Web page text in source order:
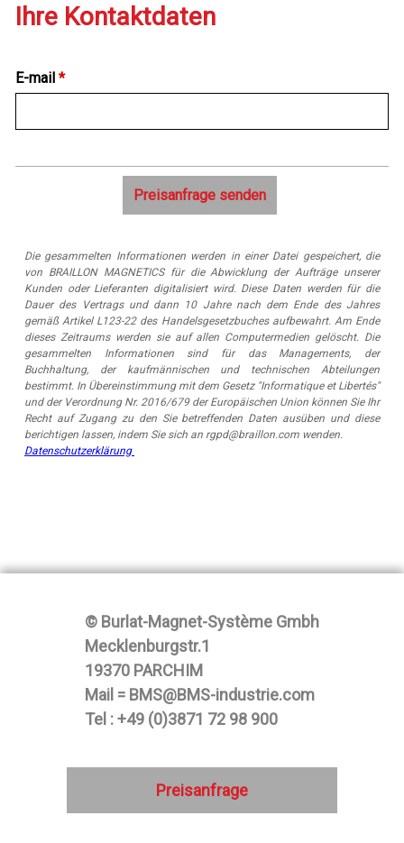
Ihre Kontaktdaten
E-mail *
Die gesammelten Informationen werden in einer Datei gespeichert, die
von BRAILLON MAGNETICS für die Abwicklung der Aufträge unserer
Kunden oder Lieferanten digitalisiert wird. Diese Daten werden für die
Dauer des Vertrags und dann 10 Jahre nach dem Ende des Jahres
gemäß Artikel L123-22 des Handelsgesetzbuches aufbewahrt. Am Ende
dieses Zeitraums werden sie auf allen Computermedien gelöscht. Die
gesammelten Informationen sind für das Managements, der
Buchhaltung, der kaufmännischen und technischen Abteilungen
bestimmt. In Übereinstimmung mit dem Gesetz "Informatique et Libertés"
und der Verordnung Nr. 2016/679 der Europäischen Union können Sie Ihr
Recht auf Zugang zu den Sie betreffenden Daten ausüben und diese
berichtigen lassen, indem Sie sich an rgpd@braillon.com wenden.
Datenschutzerklärung
© Burlat-Magnet-Système Gmbh
Mecklenburgstr.1
19370 PARCHIM
Mail = BMS@BMS-industrie.com
Tel : +49 (0)3871 72 98 900
Preisanfrage